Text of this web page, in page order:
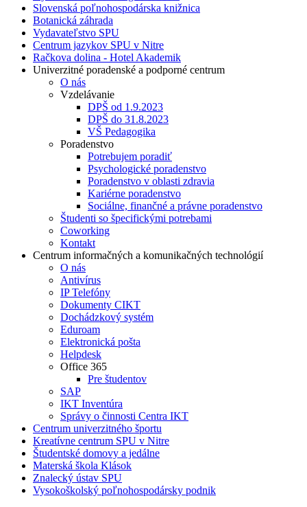
Slovenská poľnohospodárska knižnica
Botanická záhrada
Vydavateľstvo SPU
Centrum jazykov SPU v Nitre
Račkova dolina - Hotel Akademik
Univerzitné poradenské a podporné centrum
O nás
Vzdelávanie
DPŠ od 1.9.2023
DPŠ do 31.8.2023
VŠ Pedagogika
Poradenstvo
Potrebujem poradiť
Psychologické poradenstvo
Poradenstvo v oblasti zdravia
Kariérne poradenstvo
Sociálne, finančné a právne poradenstvo
Študenti so špecifickými potrebami
Coworking
Kontakt
Centrum informačných a komunikačných technológií
O nás
Antivírus
IP Telefóny
Dokumenty CIKT
Dochádzkový systém
Eduroam
Elektronická pošta
Helpdesk
Office 365
Pre študentov
SAP
IKT Inventúra
Správy o činnosti Centra IKT
Centrum univerzitného športu
Kreatívne centrum SPU v Nitre
Študentské domovy a jedálne
Materská škola Klások
Znalecký ústav SPU
Vysokoškolský poľnohospodársky podnik